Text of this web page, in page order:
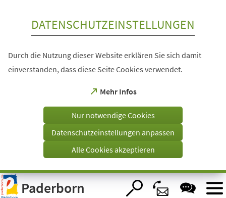
Visuelle
Assistenzsoftware
öffnen.
DATENSCHUTZEINSTELLUNGEN
Durch die Nutzung dieser Website erklären Sie sich damit
einverstanden, dass diese Seite Cookies verwendet.
Mehr Infos
(Öffnet
einem
Tab)
Nur notwendige Cookies
Datenschutzeinstellungen anpassen
Alle Cookies akzeptieren
Paderborn